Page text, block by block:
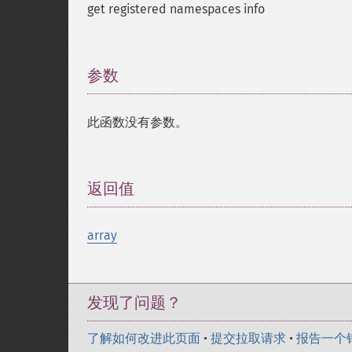
get registered namespaces info
参数
此函数没有参数。
返回值
array
发现了问题？
了解如何改进此页面 • 提交拉取请求 • 报告一个